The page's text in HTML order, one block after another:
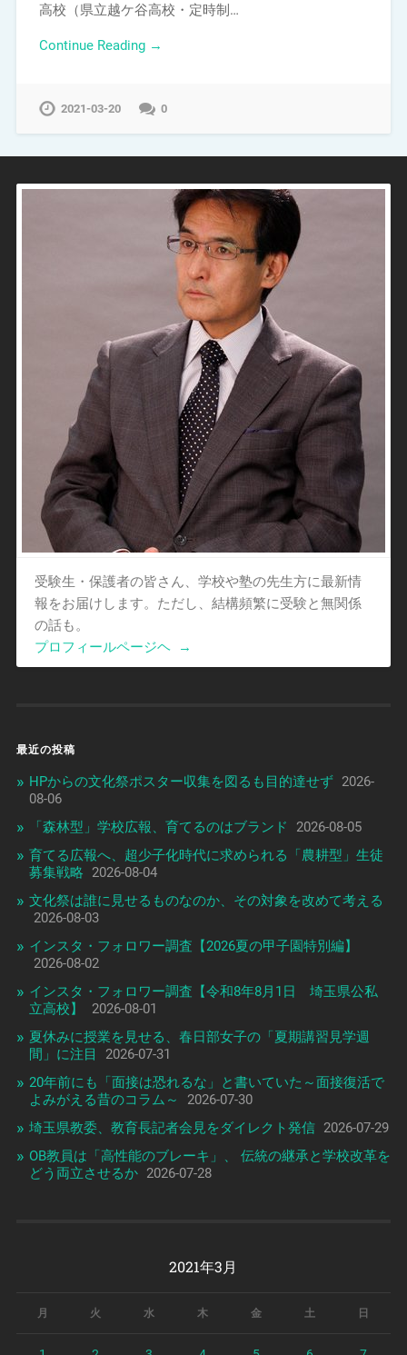
高校（県立越ケ谷高校・定時制…
Continue Reading →
2021-03-20 0
受験生・保護者の皆さん、学校や塾の先生方に最新情
報をお届けします。ただし、結構頻繁に受験と無関係
の話も。
プロフィールページヘ
→
最近の投稿
HPからの文化祭ポスター収集を図るも目的達せず 2026-
08-06
「森林型」学校広報、育てるのはブランド
2026-08-05
育てる広報へ、超少子化時代に求められる「農耕型」生徒
募集戦略
2026-08-04
文化祭は誰に見せるものなのか、その対象を改めて考える
2026-08-03
インスタ・フォロワー調査【2026夏の甲子園特別編】
2026-08-02
インスタ・フォロワー調査【令和8年8月1日 埼玉県公私
立高校】
2026-08-01
夏休みに授業を見せる、春日部女子の「夏期講習見学週
間」に注目
2026-07-31
20年前にも「面接は恐れるな」と書いていた～面接復活で
よみがえる昔のコラム～
2026-07-30
埼玉県教委、教育長記者会見をダイレクト発信 2026-07-29
OB教員は「高性能のブレーキ」、 伝統の継承と学校改革を
どう両立させるか 2026-07-28
2021年3月
月 火 水 木 金 土 日